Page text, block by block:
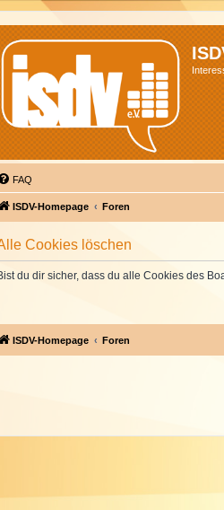
FAQ
ISDV-Homepage Foren
Cookies löschen
du dir sicher, dass du alle Cookies des
ISDV-Homepage Foren